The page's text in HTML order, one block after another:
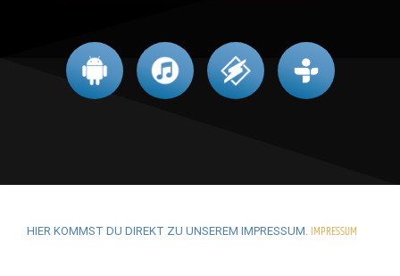
HIER KOMMST DU DIREKT ZU UNSEREM IMPRESSUM. IMPRESSUM